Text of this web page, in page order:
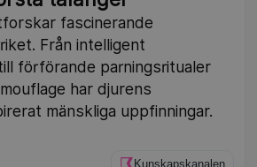
fascinerande
Från intelligent
förförande parningsritualer
har djurens
mänskliga uppfinningar.
Kunskapskanalen